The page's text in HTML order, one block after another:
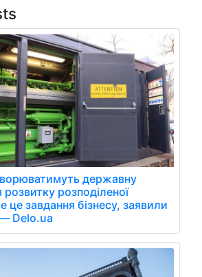
державну
розподіленої
це завдання бізнесу, заявили
Delo.ua